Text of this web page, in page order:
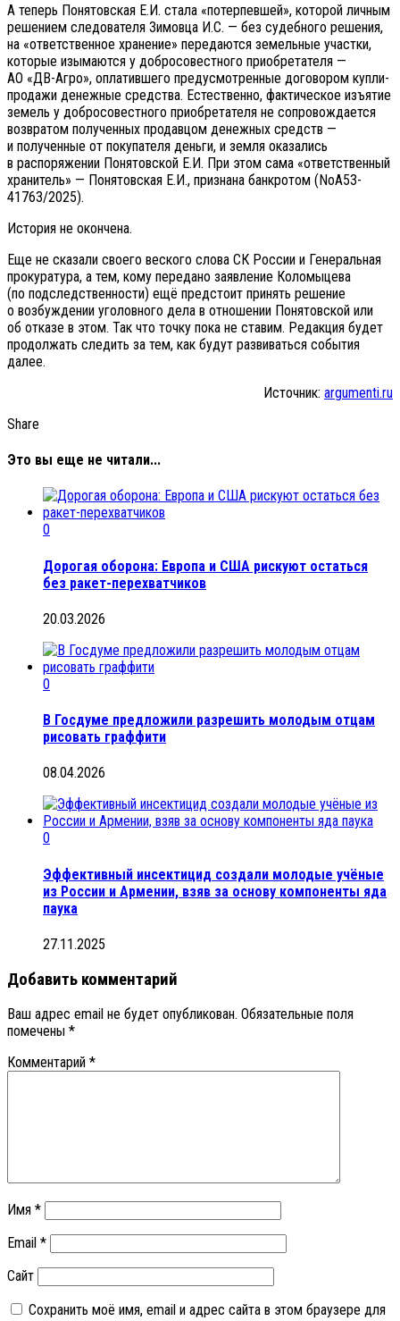
А теперь Понятовская Е.И. стала «потерпевшей», которой личным
решением следователя Зимовца И.С. — без судебного решения,
на «ответственное хранение» передаются земельные участки,
которые изымаются у добросовестного приобретателя —
АО «ДВ-Агро», оплатившего предусмотренные договором купли-
продажи денежные средства. Естественно, фактическое изъятие
земель у добросовестного приобретателя не сопровождается
возвратом полученных продавцом денежных средств —
и полученные от покупателя деньги, и земля оказались
в распоряжении Понятовской Е.И. При этом сама «ответственный
хранитель» — Понятовская Е.И., признана банкротом (NoА53-
41763/2025).
История не окончена.
Еще не сказали своего веского слова СК России и Генеральная
прокуратура, а тем, кому передано заявление Коломыцева
(по подследственности) ещё предстоит принять решение
о возбуждении уголовного дела в отношении Понятовской или
об отказе в этом. Так что точку пока не ставим. Редакция будет
продолжать следить за тем, как будут развиваться события
далее.
Источник: argumenti.ru
Share
Это вы еще не читали...
0
Дорогая оборона: Европа и США рискуют остаться
без ракет-перехватчиков
20.03.2026
0
В Госдуме предложили разрешить молодым отцам
рисовать граффити
08.04.2026
0
Эффективный инсектицид создали молодые учёные
из России и Армении, взяв за основу компоненты яда
паука
27.11.2025
Добавить комментарий
Ваш адрес email не будет опубликован. Обязательные поля
помечены *
Комментарий *
Имя *
Email *
Сайт
Сохранить моё имя, email и адрес сайта в этом браузере для